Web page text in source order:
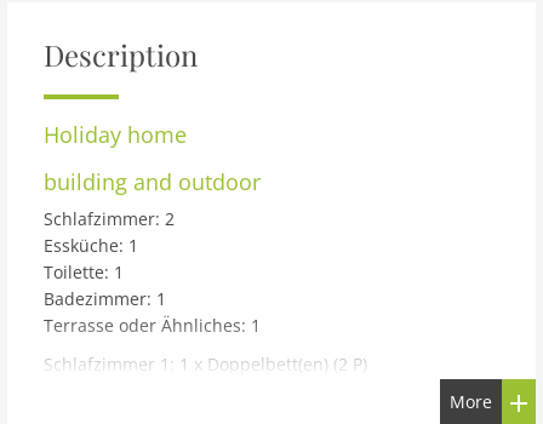
Description
Holiday home
building and outdoor
Schlafzimmer: 2
Essküche: 1
Toilette: 1
Badezimmer: 1
Terrasse oder Ähnliches: 1
Schlafzimmer 1: 1 x Doppelbett(en) (2 P)
More